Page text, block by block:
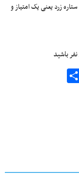
زرد یعنی یک امتیاز و
باشید